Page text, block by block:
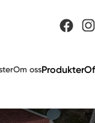
Om ossProdukter